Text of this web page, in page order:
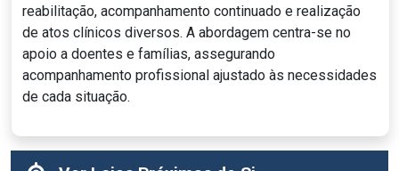
reabilitação, acompanhamento continuado e realização
de atos clínicos diversos. A abordagem centra-se no
apoio a doentes e famílias, assegurando
acompanhamento profissional ajustado às necessidades
de cada situação.